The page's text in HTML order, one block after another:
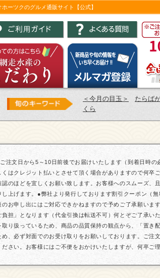
ーツクのグルメ通販サイト【公式】
＜今月の目玉＞ たらば
くら
注文日から5～10日前後でお届けいたします（到着日時
くはクレジット払いとさせて頂く場合がありますので何
のほどを宜しくお願い致します。お客様へのスムーズ
上げます。●弊社より発行しております割引クーポン（
のお申し出にはご対応できかねますので予めご了承願い
担」となります（代金引換は転送不可）何とぞご了承
り扱っているため、商品の品質保持の観点から、「置
、必ず対面でのお受け取りをお願いしております。ご
さい。お客様にはご不便をおかけいたしますが、何卒ご